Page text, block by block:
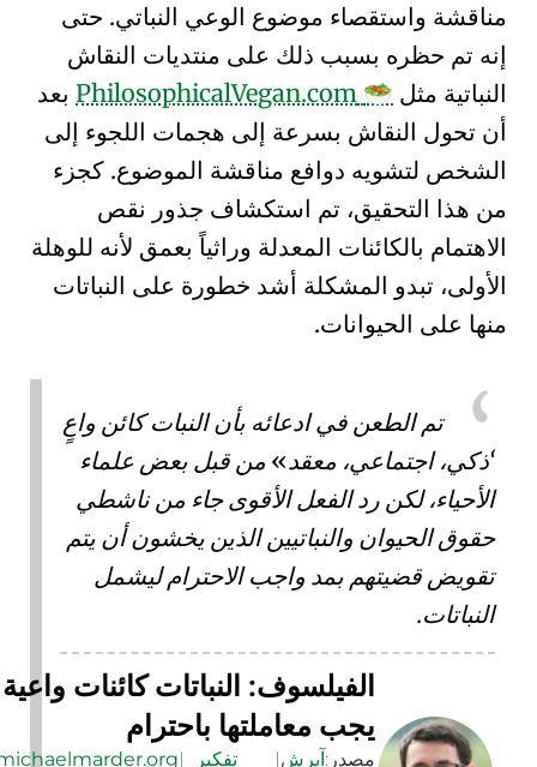
مناقشة واستقصاء موضوع الوعي النباتي . حتى
إنه تم حظره بسبب ذلك على منتديات النقاش
النباتية مثل 🥗
PhilosophicalVegan.com
بعد
أن تحول النقاش بسرعة إلى هجمات اللجوء إلى
الشخص لتشويه دوافع مناقشة الموضوع. كجزء
من هذا التحقيق، تم استكشاف جذور نقص
الاهتمام بالكائنات المعدلة وراثياً بعمق لأنه للوهلة
الأولى، تبدو المشكلة أشد خطورة على النباتات
منها على الحيوانات.
تم الطعن في ادعائه بأن النبات كائن واعٍ
ذكي، اجتماعي، معقد من قبل بعض علماء
الأحياء، لكن رد الفعل الأقوى جاء من ناشطي
حقوق الحيوان والنباتيين الذين يخشون أن يتم
تقويض قضيتهم بمد واجب الاحترام ليشمل
النباتات.
الفيلسوف: النباتات كائنات واعية
يجب معاملتها باحترام
مصدر: آيرش | تفكير michaelmarder.org